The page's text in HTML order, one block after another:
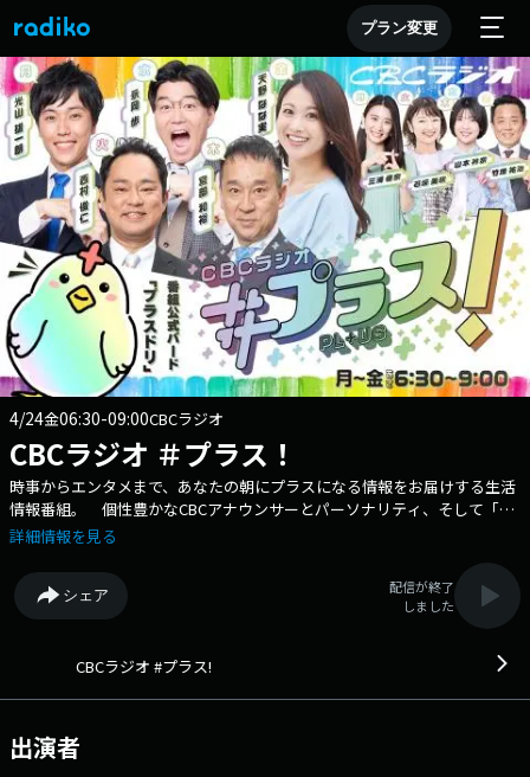
プラン変更
4/24金06:30-09:00CBCラジオ
CBCラジオ ＃プラス！
時事からエンタメまで、あなたの朝にプラスになる情報をお届けする生活
情報番組。 個性豊かなCBCアナウンサーとパーソナリティ、そして「プ
ラスドリちゃん」でお届けします。 あなたの朝に情報をプラス！元気を
FAXは 052-263-6800 まで
詳細情報を見る
シェア
配信が終了
しました
CBCラジオ #プラス!
出演者